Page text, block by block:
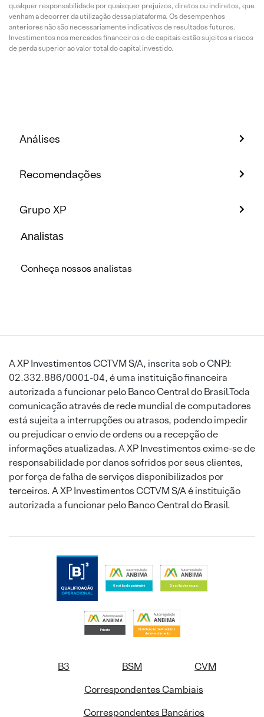
qualquer responsabilidade por quaisquer prejuízos, diretos ou indiretos, que
venham a decorrer da utilização dessa plataforma. Os desempenhos
anteriores não são necessariamente indicativos de resultados futuros.
Investimentos nos mercados financeiros e de capitais estão sujeitos a riscos
de perda superior ao valor total do capital investido.
Análises
Recomendações
Grupo XP
Analistas
Conheça nossos analistas
A XP Investimentos CCTVM S/A, inscrita sob o CNPJ:
02.332.886/0001-04, é uma instituição financeira
autorizada a funcionar pelo Banco Central do Brasil.Toda
comunicação através de rede mundial de computadores
está sujeita a interrupções ou atrasos, podendo impedir
ou prejudicar o envio de ordens ou a recepção de
informações atualizadas. A XP Investimentos exime-se de
responsabilidade por danos sofridos por seus clientes,
por força de falha de serviços disponibilizados por
terceiros. A XP Investimentos CCTVM S/A é instituição
autorizada a funcionar pelo Banco Central do Brasil.
B3 BSM
CVM
Correspondentes Cambiais
Correspondentes Bancários